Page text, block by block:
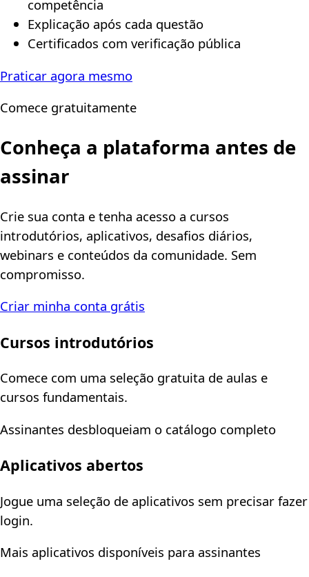
competência
Explicação após cada questão
Certificados com verificação pública
Praticar agora mesmo
Comece gratuitamente
Conheça a plataforma antes de
assinar
Crie sua conta e tenha acesso a cursos
introdutórios, aplicativos, desafios diários,
webinars e conteúdos da comunidade. Sem
compromisso.
Criar minha conta grátis
Cursos introdutórios
Comece com uma seleção gratuita de aulas e
cursos fundamentais.
Assinantes desbloqueiam o catálogo completo
Aplicativos abertos
Jogue uma seleção de aplicativos sem precisar fazer
login.
Mais aplicativos disponíveis para assinantes